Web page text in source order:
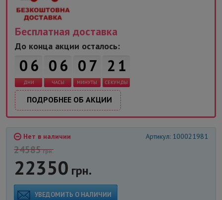
Бесплатная доставка
До конца акции осталось:
0 6
ДНИ
0 6
ЧАСЫ
0 7
МИНУТЫ
2 1
СЕКУНДЫ
ПОДРОБНЕЕ ОБ АКЦИИ
Нет в наличии Артикул: 100021981
24585грн.
22350 грн.
УВЕДОМИТЬ О НАЛИЧИИ